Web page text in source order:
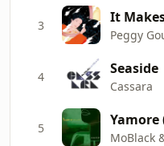
3
Peggy
4 Seaside
Cassara
5
MoBlack